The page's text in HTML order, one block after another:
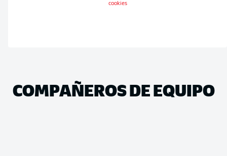
cookies
COMPAÑEROS DE EQUIPO